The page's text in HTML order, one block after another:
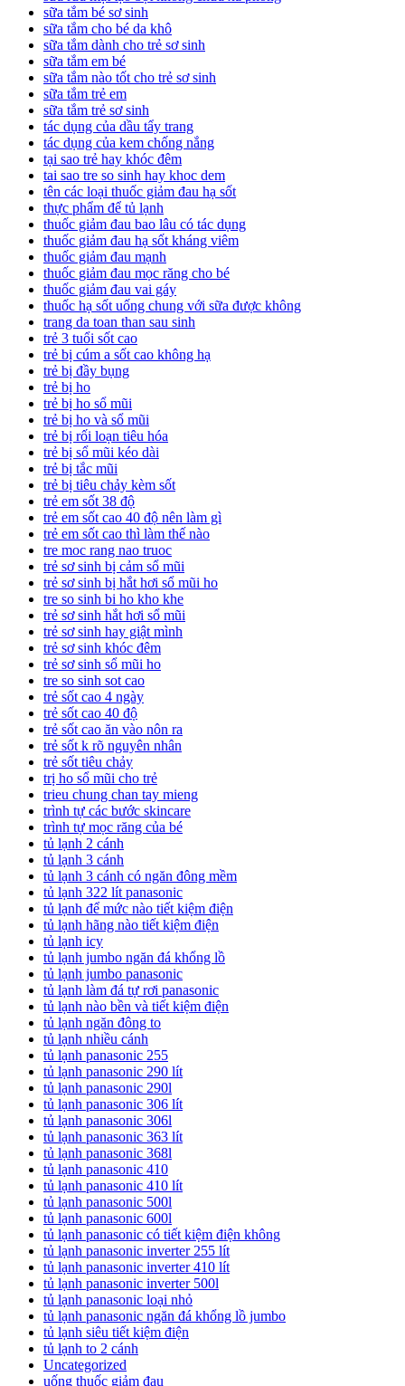
sữa tắm bé sơ sinh
sữa tắm cho bé da khô
sữa tắm dành cho trẻ sơ sinh
sữa tắm em bé
sữa tắm nào tốt cho trẻ sơ sinh
sữa tắm trẻ em
sữa tắm trẻ sơ sinh
tác dụng của dầu tẩy trang
tác dụng của kem chống nắng
tại sao trẻ hay khóc đêm
tai sao tre so sinh hay khoc dem
tên các loại thuốc giảm đau hạ sốt
thực phẩm để tủ lạnh
thuốc giảm đau bao lâu có tác dụng
thuốc giảm đau hạ sốt kháng viêm
thuốc giảm đau mạnh
thuốc giảm đau mọc răng cho bé
thuốc giảm đau vai gáy
thuốc hạ sốt uống chung với sữa được không
trang da toan than sau sinh
trẻ 3 tuổi sốt cao
trẻ bị cúm a sốt cao không hạ
trẻ bị đầy bụng
trẻ bị ho
trẻ bị ho sổ mũi
trẻ bị ho và sổ mũi
trẻ bị rối loạn tiêu hóa
trẻ bị sổ mũi kéo dài
trẻ bị tắc mũi
trẻ bị tiêu chảy kèm sốt
trẻ em sốt 38 độ
trẻ em sốt cao 40 độ nên làm gì
trẻ em sốt cao thì làm thế nào
tre moc rang nao truoc
trẻ sơ sinh bị cảm sổ mũi
trẻ sơ sinh bị hắt hơi sổ mũi ho
tre so sinh bi ho kho khe
trẻ sơ sinh hắt hơi sổ mũi
trẻ sơ sinh hay giật mình
trẻ sơ sinh khóc đêm
trẻ sơ sinh sổ mũi ho
tre so sinh sot cao
trẻ sốt cao 4 ngày
trẻ sốt cao 40 độ
trẻ sốt cao ăn vào nôn ra
trẻ sốt k rõ nguyên nhân
trẻ sốt tiêu chảy
trị ho sổ mũi cho trẻ
trieu chung chan tay mieng
trình tự các bước skincare
trình tự mọc răng của bé
tủ lạnh 2 cánh
tủ lạnh 3 cánh
tủ lạnh 3 cánh có ngăn đông mềm
tủ lạnh 322 lít panasonic
tủ lạnh để mức nào tiết kiệm điện
tủ lạnh hãng nào tiết kiệm điện
tủ lạnh icy
tủ lạnh jumbo ngăn đá khổng lồ
tủ lạnh jumbo panasonic
tủ lạnh làm đá tự rơi panasonic
tủ lạnh nào bền và tiết kiệm điện
tủ lạnh ngăn đông to
tủ lạnh nhiều cánh
tủ lạnh panasonic 255
tủ lạnh panasonic 290 lít
tủ lạnh panasonic 290l
tủ lạnh panasonic 306 lít
tủ lạnh panasonic 306l
tủ lạnh panasonic 363 lít
tủ lạnh panasonic 368l
tủ lạnh panasonic 410
tủ lạnh panasonic 410 lít
tủ lạnh panasonic 500l
tủ lạnh panasonic 600l
tủ lạnh panasonic có tiết kiệm điện không
tủ lạnh panasonic inverter 255 lít
tủ lạnh panasonic inverter 410 lít
tủ lạnh panasonic inverter 500l
tủ lạnh panasonic loại nhỏ
tủ lạnh panasonic ngăn đá khổng lồ jumbo
tủ lạnh siêu tiết kiệm điện
tủ lạnh to 2 cánh
Uncategorized
uống thuốc giảm đau